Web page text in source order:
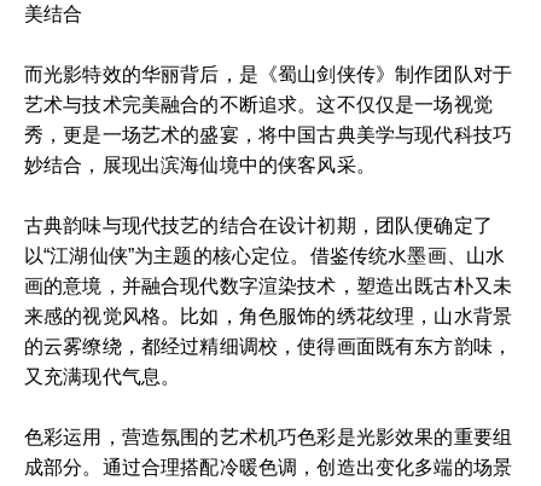
美结合
而光影特效的华丽背后，是《蜀山剑侠传》制作团队对于
艺术与技术完美融合的不断追求。这不仅仅是一场视觉
秀，更是一场艺术的盛宴，将中国古典美学与现代科技巧
妙结合，展现出滨海仙境中的侠客风采。
古典韵味与现代技艺的结合在设计初期，团队便确定了
以“江湖仙侠”为主题的核心定位。借鉴传统水墨画、山水
画的意境，并融合现代数字渲染技术，塑造出既古朴又未
来感的视觉风格。比如，角色服饰的绣花纹理，山水背景
的云雾缭绕，都经过精细调校，使得画面既有东方韵味，
又充满现代气息。
色彩运用，营造氛围的艺术机巧色彩是光影效果的重要组
成部分。通过合理搭配冷暖色调，创造出变化多端的场景